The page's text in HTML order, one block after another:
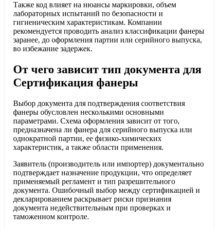
Также код влияет на нюансы маркировки, объем
лабораторных испытаний по безопасности и
гигиеническим характеристикам. Компании
рекомендуется проводить анализ классификации фанеры
заранее, до оформления партии или серийного выпуска,
во избежание задержек.
От чего зависит тип документа для
Сертификация фанеры
Выбор документа для подтверждения соответствия
фанеры обусловлен несколькими основными
параметрами. Схема оформления зависит от того,
предназначена ли фанера для серийного выпуска или
однократной партии, ее физико-химических
характеристик, а также области применения.
Заявитель (производитель или импортер) документально
подтверждает назначение продукции, что определяет
применяемый регламент и тип разрешительного
документа. Ошибочный выбор между сертификацией и
декларированием раскрывает риски признания
документа недействительным при проверках и
таможенном контроле.